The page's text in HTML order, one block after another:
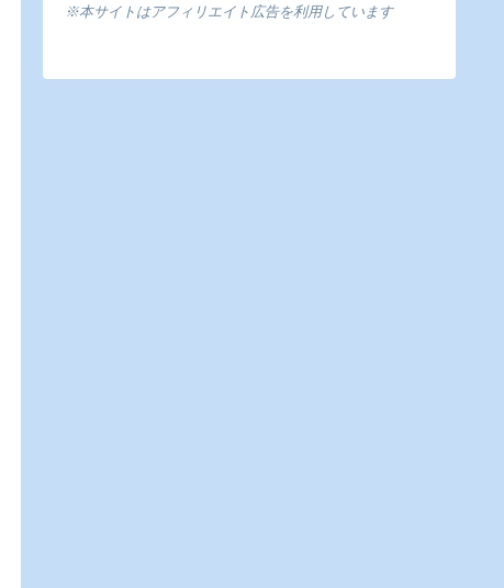
※本サイトはアフィリエイト広告を利用しています